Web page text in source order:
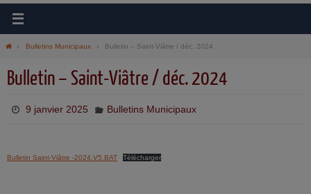
Bulletins Municipaux Bulletin – Saint-Viâtre / déc. 2024
Bulletin – Saint-Viâtre / déc. 2024
9 janvier 2025 Bulletins Municipaux
Bulletin Saint-Viâtre -2024.V5.BAT Télécharger